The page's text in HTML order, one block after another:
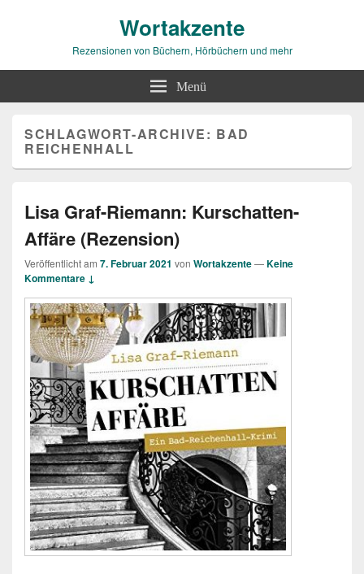
Wortakzente
Rezensionen von Büchern, Hörbüchern und mehr
Menü
SCHLAGWORT-ARCHIVE: BAD
REICHENHALL
Lisa Graf-Riemann: Kurschatten-
Affäre (Rezension)
Veröffentlicht am 7. Februar 2021 von Wortakzente—Keine
Kommentare ↓